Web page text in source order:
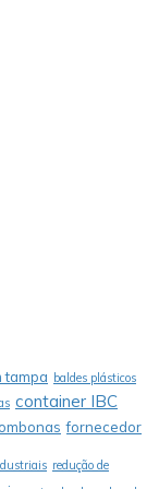
tampa baldes plásticos
container IBC
fornecedor
redução de